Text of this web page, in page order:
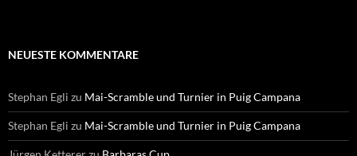
NEUESTE KOMMENTARE
Stephan Egli zu Mai-Scramble und Turnier in Puig Campana
Stephan Egli zu Mai-Scramble und Turnier in Puig Campana